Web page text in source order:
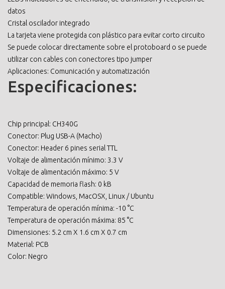
datos
Cristal oscilador integrado
La tarjeta viene protegida con plástico para evitar corto circuito
Se puede colocar directamente sobre el protoboard o se puede
utilizar con cables con conectores tipo jumper
Aplicaciones: Comunicación y automatización
Especificaciones:
Chip principal: CH340G
Conector: Plug USB-A (Macho)
Conector: Header 6 pines serial TTL
Voltaje de alimentación mínimo: 3.3 V
Voltaje de alimentación máximo: 5 V
Capacidad de memoria flash: 0 kB
Compatible: Windows, MacOSX, Linux / Ubuntu
Temperatura de operación mínima: -10 °C
Temperatura de operación máxima: 85 °C
Dimensiones: 5.2 cm X 1.6 cm X 0.7 cm
Material: PCB
Color: Negro